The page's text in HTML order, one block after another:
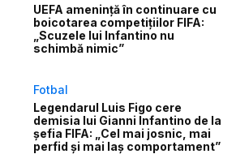
UEFA amenință în continuare cu
boicotarea competițiilor FIFA:
„Scuzele lui Infantino nu
schimbă nimic”
Fotbal
Legendarul Luis Figo cere
demisia lui Gianni Infantino de la
șefia FIFA: „Cel mai josnic, mai
perfid și mai laș comportament”